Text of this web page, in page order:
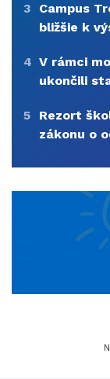
3
Campus
bližšie k
4 V rámci
ukončili
5
Rezort
zákonu o